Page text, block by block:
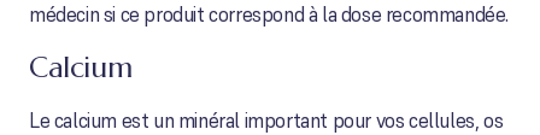
médecin si ce produit correspond à la dose recommandée.
Calcium
Le calcium est un minéral important pour vos cellules, os